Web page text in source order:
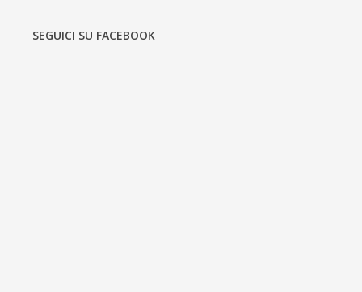
SEGUICI SU FACEBOOK